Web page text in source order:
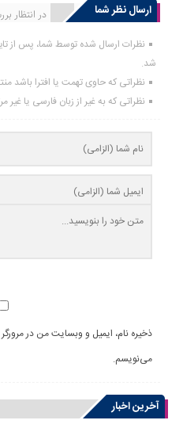
ارسال نظر شما در انتظار انتشار یافته : 0
نظرات ارسال شده توسط شما، پس از
شد.
نظراتی که حاوی تهمت یا افترا باشد
نظراتی که به غیر از زبان فارسی یا
ذخیره نام، ایمیل و وبسایت من در
می‌نویسم.
آخرین اخبار